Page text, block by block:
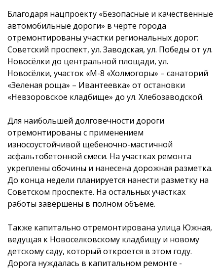
Благодаря нацпроекту «Безопасные и качественные
автомобильные дороги» в черте города
отремонтированы участки региональных дорог:
Советский проспект, ул. Заводская, ул. Победы от ул.
Новосёлки до центральной площади, ул.
Новосёлки, участок «М-8 «Холмогоры» – санаторий
«Зеленая роща» – Ивантеевка» от остановки
«Невзоровское кладбище» до ул. Хлебозаводской.
Для наибольшей долговечности дороги
отремонтированы с применением
износоустойчивой щебеночно-мастичной
асфальтобетонной смеси. На участках ремонта
укреплены обочины и нанесена дорожная разметка.
До конца недели планируется нанести разметку на
Советском проспекте. На остальных участках
работы завершены в полном объёме.
Также капитально отремонтирована улица Южная,
ведущая к Новоселковскому кладбищу и новому
детскому саду, который откроется в этом году.
Дорога нуждалась в капитальном ремонте -